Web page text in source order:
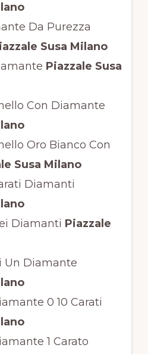
Da Purezza
Susa Milano
Piazzale Susa
Con Diamante
Oro Bianco Con
Susa Milano
Diamanti
Diamanti Piazzale
Un Diamante
0 10 Carati
1 Carato